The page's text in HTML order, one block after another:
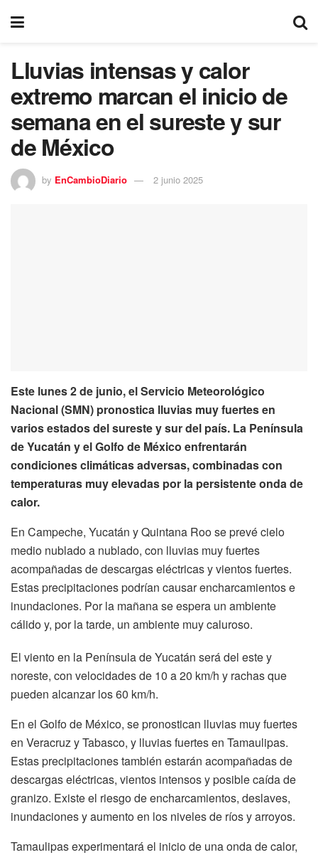
Lluvias intensas y calor
extremo marcan el inicio de
semana en el sureste y sur
de México
by EnCambioDiario 2 junio 2025
Este lunes 2 de junio, el Servicio Meteorológico
Nacional (SMN) pronostica lluvias muy fuertes en
varios estados del sureste y sur del país. La Península
de Yucatán y el Golfo de México enfrentarán
condiciones climáticas adversas, combinadas con
temperaturas muy elevadas por la persistente onda de
calor.
En Campeche, Yucatán y Quintana Roo se prevé cielo
medio nublado a nublado, con lluvias muy fuertes
acompañadas de descargas eléctricas y vientos fuertes.
Estas precipitaciones podrían causar encharcamientos e
inundaciones. Por la mañana se espera un ambiente
cálido y, por la tarde, un ambiente muy caluroso.
El viento en la Península de Yucatán será del este y
noreste, con velocidades de 10 a 20 km/h y rachas que
pueden alcanzar los 60 km/h.
En el Golfo de México, se pronostican lluvias muy fuertes
en Veracruz y Tabasco, y lluvias fuertes en Tamaulipas.
Estas precipitaciones también estarán acompañadas de
descargas eléctricas, vientos intensos y posible caída de
granizo. Existe el riesgo de encharcamientos, deslaves,
inundaciones y aumento en los niveles de ríos y arroyos.
Tamaulipas experimentará el inicio de una onda de calor,